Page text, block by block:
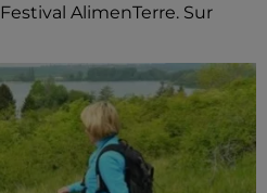
AlimenTerre. Sur